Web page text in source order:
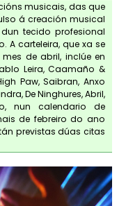
musicais, das que
á creación musical
tecido profesional
A carteleira, que xa se
de abril, inclúe en
Leira, Caamaño &
Paw, Saibran, Anxo
De Ninghures, Abril,
nun calendario de
de febreiro do ano
previstas dúas citas